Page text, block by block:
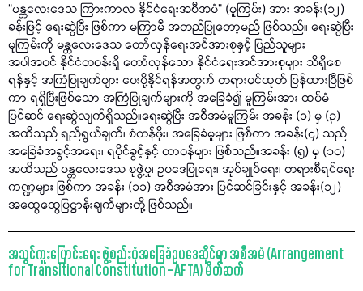
“မန္တလေးဒေသ ကြားကာလ နိုင်ငံရေးအစီအမံ” (မူကြမ်း) အား အခန်း(၁၂)
ခန်းဖြင့် ရေးဆွဲပြီး ဖြစ်ကာ မကြာမီ အတည်ပြုတော့မည် ဖြစ်သည်။ ရေးဆွဲပြီး
မူကြမ်းကို မန္တလေးဒေသ တော်လှန်ရေးအင်အားစုနှင့် ပြည်သူများ
အပါအဝင် နိုင်ငံတဝန်းရှိ တော်လှန်သော နိုင်ငံရေးအင်အားစုများ သိရှိစေ
ရန်နှင့် အကြံပြုချက်များ ပေးပို့နိုင်ရန်အတွက် တရားဝင်ထုတ် ပြန်ထားပြီဖြစ်
ကာ ရရှိပြီးဖြစ်သော အကြံပြုချက်များကို အခြေခံ၍ မူကြမ်းအား ထပ်မံ
ပြင်ဆင် ရေးဆွဲလျက်ရှိသည်။ရေးဆွဲပြီး အစီအမံမူကြမ်း အခန်း (၁) မှ (၃)
အထိသည် ရည်ရွယ်ချက်၊ စံတန်ဖိုး၊ အခြေခံမူများ ဖြစ်ကာ အခန်း(၄) သည်
အခြေခံအခွင့်အရေး၊ ရပိုင်ခွင့်နှင့် တာဝန်များ ဖြစ်သည်။အခန်း (၅) မှ (၁၀)
အထိသည် မန္တလေးဒေသ စုဖွဲ့မှု၊ ဥပဒေပြုရေး၊ အုပ်ချုပ်ရေး၊ တရားစီရင်ရေး
ကဏ္ဍများ ဖြစ်ကာ အခန်း (၁၁) အစီအမံအား ပြင်ဆင်ခြင်းနှင့် အခန်း(၁၂)
အထွေထွေပြဋ္ဌာန်းချက်များတို့ ဖြစ်သည်။
အသွင်ကူးပြောင်းရေး ဖွဲ့စည်းပုံအခြေခံဥပဒေဆိုင်ရာ အစီအမံ (Arrangement
for Transitional Constitution – AFTA) မိတ်ဆက်